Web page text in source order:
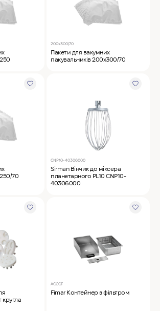
200х300/70
Пакети для вакумних
пакувальників 200х300/70
70
CNP10-40306000
Sirman Вінчик до міксера
планетарного PL10 CNP10-
40306000
ACCCF
Fimar Контейнер з фільтром